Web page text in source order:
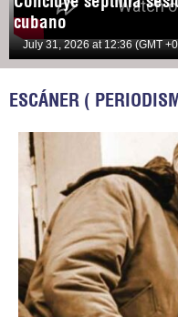
cubano
July 31, 2026 at 12:36 (GMT
ESCÁNER (